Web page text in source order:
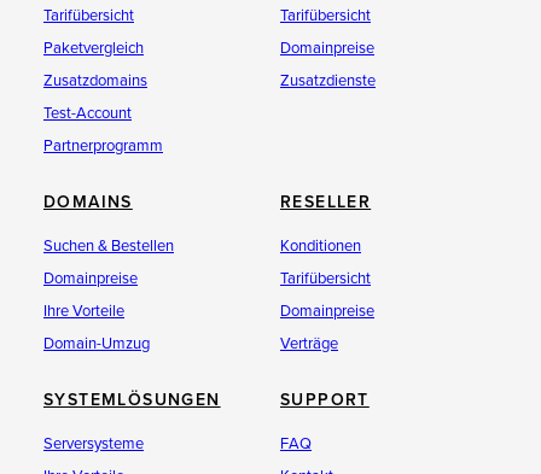
Tarifübersicht
Paketvergleich
Zusatzdomains
Test-Account
Partnerprogramm
Tarifübersicht
Domainpreise
Zusatzdienste
DOMAINS
Suchen & Bestellen
Domainpreise
Ihre Vorteile
Domain-Umzug
RESELLER
Konditionen
Tarifübersicht
Domainpreise
Verträge
SYSTEMLÖSUNGEN
Serversysteme
SUPPORT
FAQ